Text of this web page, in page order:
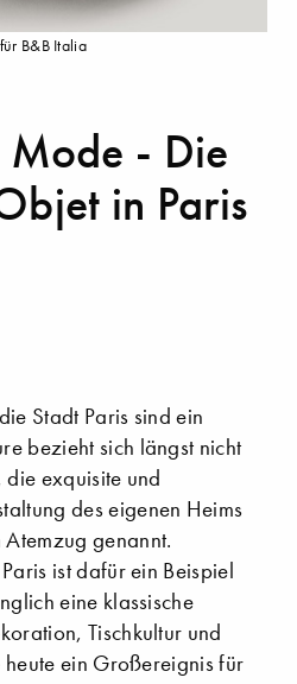
Mode - Die
in Paris
Stadt Paris sind ein
bezieht sich längst nicht
exquisite und
des eigenen Heims
genannt.
ist dafür ein Beispiel
eine klassische
Tischkultur und
ein Großereignis für
B&B Italia